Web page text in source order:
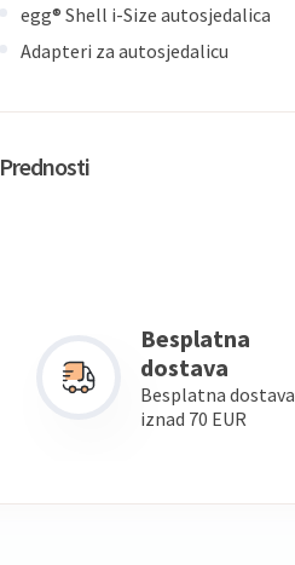
egg® Shell i-Size autosjedalica
Adapteri za autosjedalicu
Prednosti
Besplatna
dostava
Besplatna dostava
iznad 70 EUR